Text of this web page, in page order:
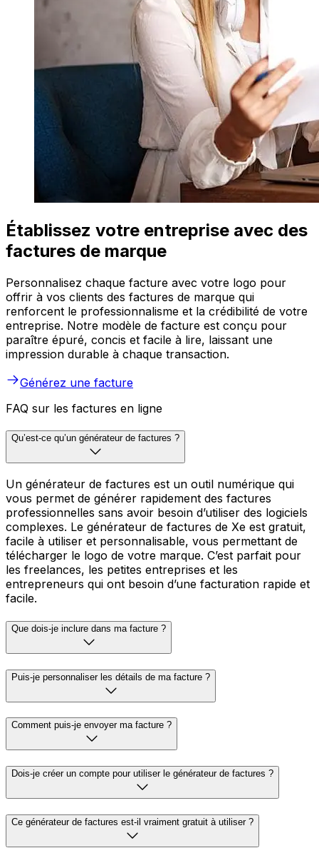
Établissez votre entreprise avec des
factures de marque
Personnalisez chaque facture avec votre logo pour
offrir à vos clients des factures de marque qui
renforcent le professionnalisme et la crédibilité de votre
entreprise. Notre modèle de facture est conçu pour
paraître épuré, concis et facile à lire, laissant une
impression durable à chaque transaction.
Générez une facture
FAQ sur les factures en ligne
Qu’est-ce qu’un générateur de factures ?
Un générateur de factures est un outil numérique qui
vous permet de générer rapidement des factures
professionnelles sans avoir besoin d’utiliser des logiciels
complexes. Le générateur de factures de Xe est gratuit,
facile à utiliser et personnalisable, vous permettant de
télécharger le logo de votre marque. C’est parfait pour
les freelances, les petites entreprises et les
entrepreneurs qui ont besoin d’une facturation rapide et
facile.
Que dois-je inclure dans ma facture ?
Puis-je personnaliser les détails de ma facture ?
Comment puis-je envoyer ma facture ?
Dois-je créer un compte pour utiliser le générateur de factures ?
Ce générateur de factures est-il vraiment gratuit à utiliser ?